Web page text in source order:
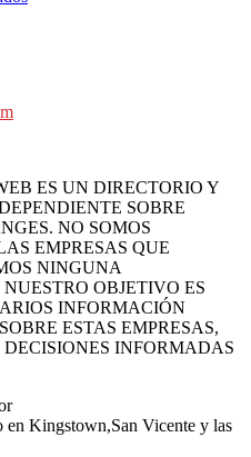
ES UN DIRECTORIO Y
SOBRE
NO SOMOS
EMPRESAS QUE
NINGUNA
OBJETIVO ES
INFORMACIÓN
ESTAS EMPRESAS,
INFORMADAS
en Kingstown,San Vicente y las